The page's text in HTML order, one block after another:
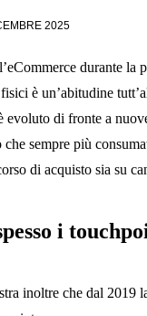
2025
durante la
è un’abitudine
evoluto di fronte a
sempre più
di acquisto sia su
i
inoltre che dal 2019